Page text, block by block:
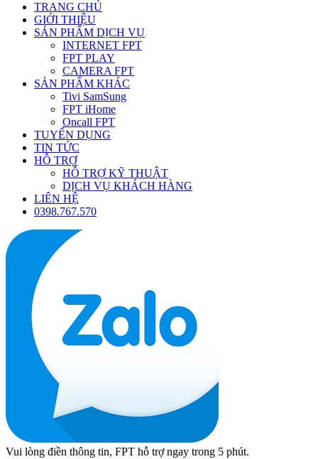
TRANG CHỦ
GIỚI THIỆU
SẢN PHẨM DỊCH VỤ
INTERNET FPT
FPT PLAY
CAMERA FPT
SẢN PHẨM KHÁC
Tivi SamSung
FPT iHome
Oncall FPT
TUYỂN DỤNG
TIN TỨC
HỖ TRỢ
HỖ TRỢ KỸ THUẬT
DỊCH VỤ KHÁCH HÀNG
LIÊN HỆ
0398.767.570
Vui lòng điền thông tin, FPT hỗ trợ ngay trong 5 phút.